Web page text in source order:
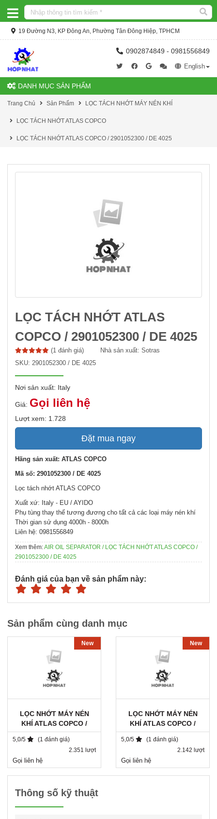
19 Đường N3, KP Đông An, Phường Tân Đông Hiệp, TPHCM
0902874849 - 0981556849
English
DANH MỤC SẢN PHẨM
Trang Chủ Sản Phẩm LỌC TÁCH NHỚT MÁY NÉN KHÍ
LỌC TÁCH NHỚT ATLAS COPCO
LỌC TÁCH NHỚT ATLAS COPCO / 2901052300 / DE 4025
LỌC TÁCH NHỚT ATLAS
COPCO / 2901052300 / DE 4025
(1 đánh giá) Nhà sản xuất: Sotras
SKU: 2901052300 / DE 4025
Nơi sản xuất: Italy
Giá: Gọi liên hệ
Lượt xem: 1.728
Đặt mua ngay
Hãng sản xuất: ATLAS COPCO
Mã số: 2901052300 / DE 4025
Lọc tách nhớt ATLAS COPCO
Xuất xứ: Italy - EU / AYIDO
Phụ tùng thay thế tương đương cho tất cả các loại máy nén khí
Thời gian sử dụng 4000h - 8000h
Liên hệ: 0981556849
Xem thêm:AIR OIL SEPARATOR / LỌC TÁCH NHỚT ATLAS COPCO /
2901052300 / DE 4025
Đánh giá của bạn về sản phẩm này:
Sản phẩm cùng danh mục
New
LỌC NHỚT MÁY NÉN
KHÍ ATLAS COPCO /
1615943680 / DA 1182
5,0/5
(1 đánh giá)
2.351 lượt
Gọi liên hệ
New
LỌC NHỚT MÁY NÉN
KHÍ ATLAS COPCO /
2901062301
5,0/5
(1 đánh giá)
2.142 lượt
Gọi liên hệ
Thông số kỹ thuật